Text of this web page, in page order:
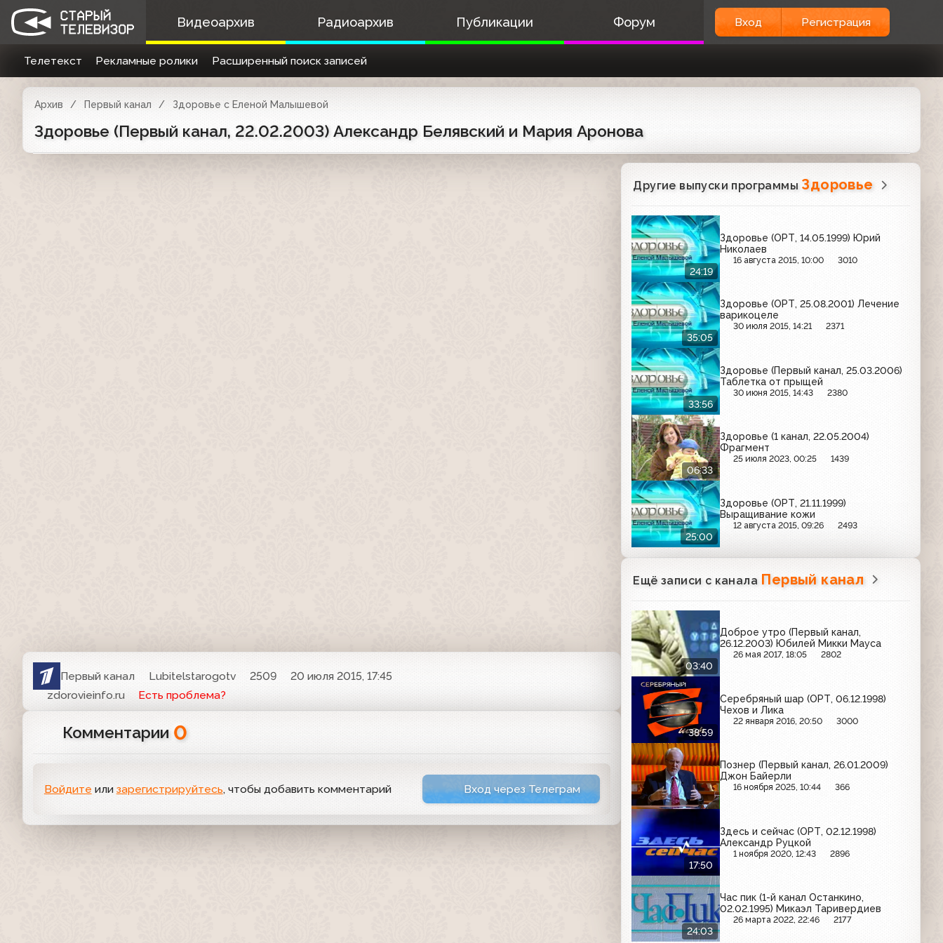
Видеоархив Радиоархив Публикации Форум Вход Регистрация
Телетекст Рекламные ролики Расширенный поиск записей
Архив Первый канал Здоровье с Еленой Малышевой
Здоровье (Первый канал, 22.02.2003) Александр Белявский и Мария Аронова
Первый канал Lubitelstarogotv 2509
20 июля 2015, 17:45
zdorovieinfo.ru
Есть проблема?
Комментарии 0
Войдите или зарегистрируйтесь, чтобы добавить комментарий Вход через Телеграм
Другие выпуски программы Здоровье
24:19
Здоровье (ОРТ, 14.05.1999) Юрий
Николаев
16 августа 2015, 10:00 3010
35:05
Здоровье (ОРТ, 25.08.2001) Лечение
варикоцеле
30 июля 2015, 14:21 2371
33:56
Здоровье (Первый канал, 25.03.2006)
Таблетка от прыщей
30 июня 2015, 14:43 2380
06:33
Здоровье (1 канал, 22.05.2004)
Фрагмент
25 июля 2023, 00:25 1439
25:00
Здоровье (ОРТ, 21.11.1999)
Выращивание кожи
12 августа 2015, 09:26 2493
Ещё записи с канала Первый канал
03:40
Доброе утро (Первый канал,
26.12.2003) Юбилей Микки Мауса
26 мая 2017, 18:05 2802
38:59
Серебряный шар (ОРТ, 06.12.1998)
Чехов и Лика
22 января 2016, 20:50 3000
Познер (Первый канал, 26.01.2009)
Джон Байерли
16 ноября 2025, 10:44 366
17:50
Здесь и сейчас (ОРТ, 02.12.1998)
Александр Руцкой
1 ноября 2020, 12:43 2896
24:03
Час пик (1-й канал Останкино,
02.02.1995) Микаэл Таривердиев
26 марта 2022, 22:46 2177